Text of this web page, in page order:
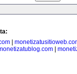
|
|